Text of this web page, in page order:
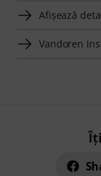
Afişează
Vandoren